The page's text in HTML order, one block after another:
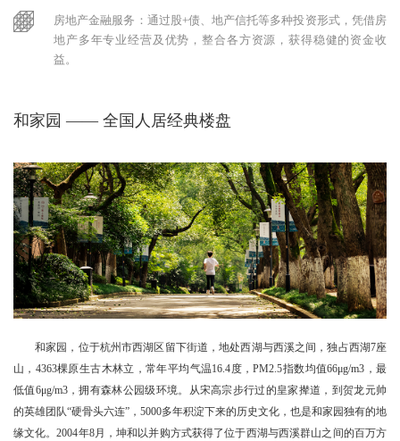
房地产金融服务：通过股+债、地产信托等多种投资形式，凭借房
地产多年专业经营及优势，整合各方资源，获得稳健的资金收
益。
和家园 —— 全国人居经典楼盘
和家园，位于杭州市西湖区留下街道，地处西湖与西溪之间，独占西湖7座
山，4363棵原生古木林立，常年平均气温16.4度，PM2.5指数均值66μg/m3，最
低值6μg/m3，拥有森林公园级环境。从宋高宗步行过的皇家撵道，到贺龙元帅
的英雄团队“硬骨头六连”，5000多年积淀下来的历史文化，也是和家园独有的地
缘文化。2004年8月，坤和以并购方式获得了位于西湖与西溪群山之间的百万方